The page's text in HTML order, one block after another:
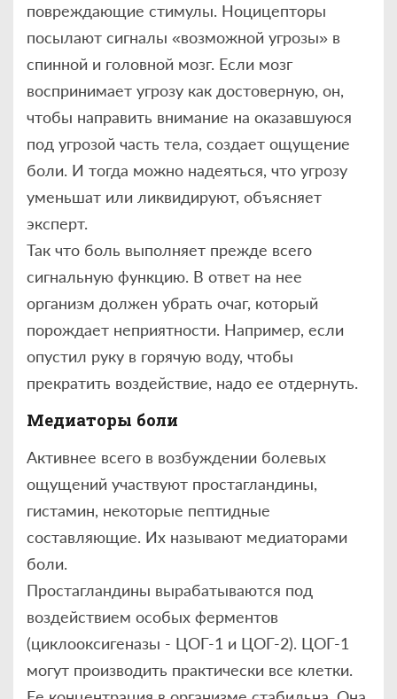
повреждающие стимулы. Ноцицепторы
посылают сигналы «возможной угрозы» в
спинной и головной мозг. Если мозг
воспринимает угрозу как достоверную, он,
чтобы направить внимание на оказавшуюся
под угрозой часть тела, создает ощущение
боли. И тогда можно надеяться, что угрозу
уменьшат или ликвидируют, объясняет
эксперт.
Так что боль выполняет прежде всего
сигнальную функцию. В ответ на нее
организм должен убрать очаг, который
порождает неприятности. Например, если
опустил руку в горячую воду, чтобы
прекратить воздействие, надо ее отдернуть.
Медиаторы боли
Активнее всего в возбуждении болевых
ощущений участвуют простагландины,
гистамин, некоторые пептидные
составляющие. Их называют медиаторами
боли.
Простагландины вырабатываются под
воздействием особых ферментов
(циклооксигеназы - ЦОГ-1 и ЦОГ-2). ЦОГ-1
могут производить практически все клетки.